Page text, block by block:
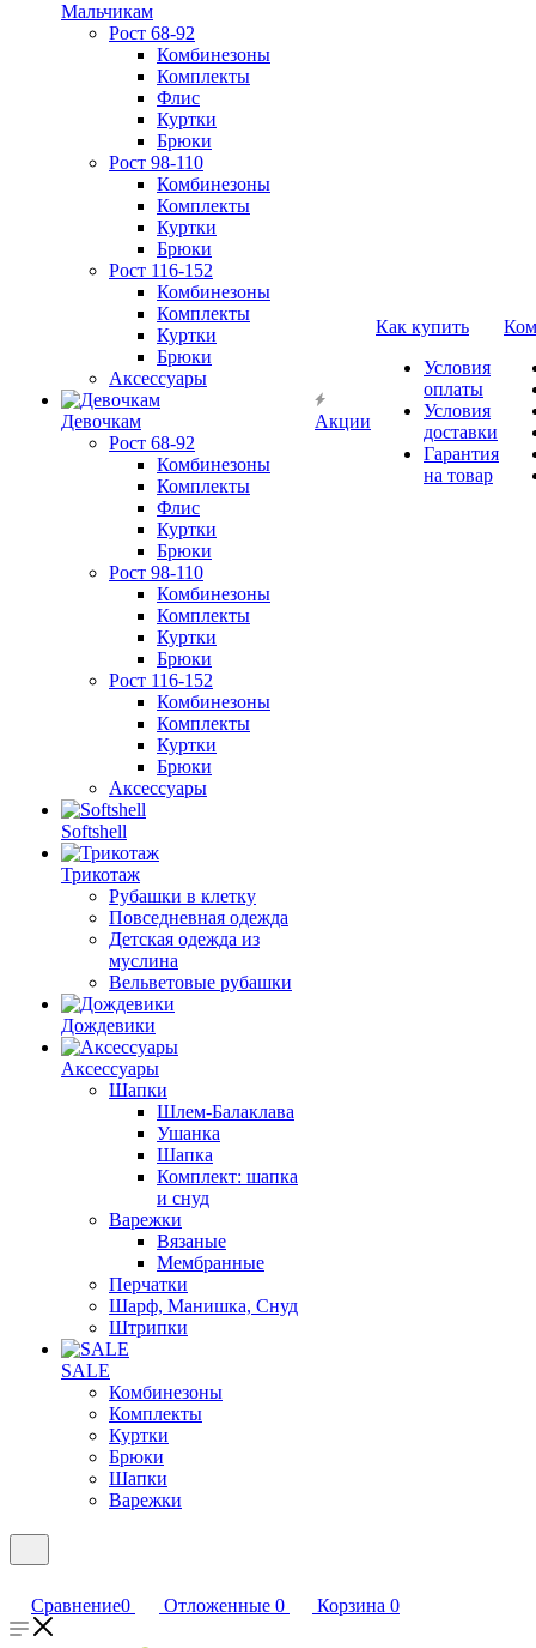
Мальчикам
Рост 68-92
Комбинезоны
Комплекты
Флис
Куртки
Брюки
Рост 98-110
Комбинезоны
Комплекты
Куртки
Брюки
Рост 116-152
Комбинезоны
Комплекты
Куртки
Брюки
Аксессуары
Девочкам
Рост 68-92
Комбинезоны
Комплекты
Флис
Куртки
Брюки
Рост 98-110
Комбинезоны
Комплекты
Куртки
Брюки
Рост 116-152
Комбинезоны
Комплекты
Куртки
Брюки
Аксессуары
Softshell
Трикотаж
Рубашки в клетку
Повседневная одежда
Детская одежда из
муслина
Вельветовые рубашки
Дождевики
Аксессуары
Шапки
Шлем-Балаклава
Ушанка
Шапка
Комплект: шапка
и снуд
Варежки
Вязаные
Мембранные
Перчатки
Шарф, Манишка, Снуд
Штрипки
SALE
Комбинезоны
Комплекты
Куртки
Брюки
Шапки
Варежки
Акции
Как купить
Условия
оплаты
Условия
доставки
Гарантия
на товар
Сравнение0 Отложенные 0 Корзина 0